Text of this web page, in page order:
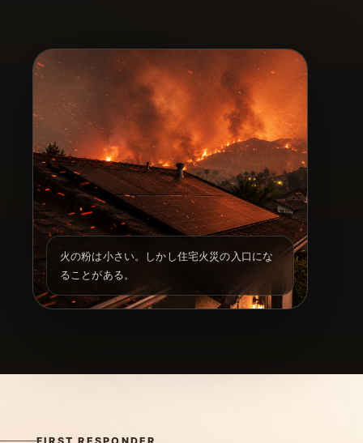
火の粉は小さい。しかし住宅火災の入口にな
ることがある。